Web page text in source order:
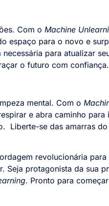
Com o Machine
espaço para o novo e
para atualizar
o futuro com confiança.
mental. Com o
e abra caminho para
Liberte-se das amarras
revolucionária
Seja protagonista da sua
. Pronto para